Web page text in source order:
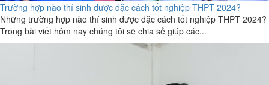
Trường hợp nào thí sinh được đặc cách tốt nghiệp THPT 2024?
Những trường hợp nào thí sinh được đặc cách tốt nghiệp THPT 2024?
Trong bài viết hôm nay chúng tôi sẽ chia sẻ giúp các...